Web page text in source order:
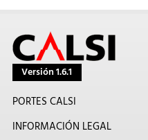
Versión 1.6.1
PORTES CALSI
INFORMACIÓN LEGAL